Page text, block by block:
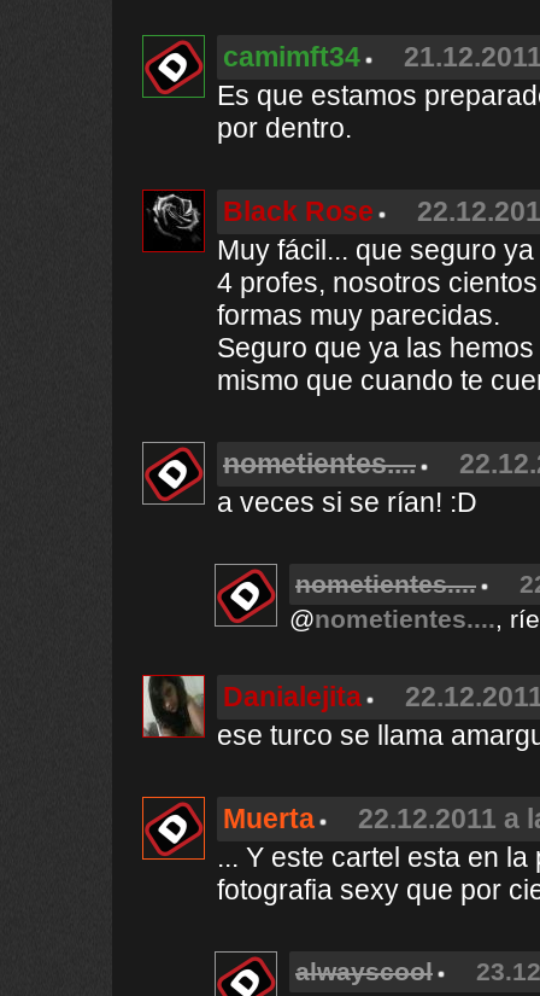
camimft34
Es que estamos
por dentro.
Black Rose
Muy fácil... que seguro
4 profes, nosotros
formas muy parecidas.
Seguro que ya las
mismo que cuando te
nometientes....
a veces si se rían! :D
nometientes....
@nometientes....,
Danialejita
ese turco se llama
Muerta
22.12.2011 a
... Y este cartel esta en
fotografia sexy que por
alwayscool